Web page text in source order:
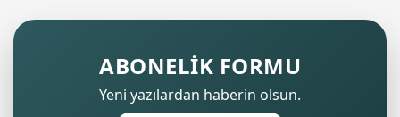
ABONELİK FORMU
Yeni yazılardan haberin olsun.